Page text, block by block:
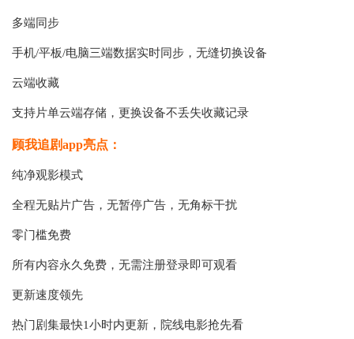
多端同步
手机/平板/电脑三端数据实时同步，无缝切换设备
云端收藏
支持片单云端存储，更换设备不丢失收藏记录
顾我追剧app亮点：
纯净观影模式
全程无贴片广告，无暂停广告，无角标干扰
零门槛免费
所有内容永久免费，无需注册登录即可观看
更新速度领先
热门剧集最快1小时内更新，院线电影抢先看